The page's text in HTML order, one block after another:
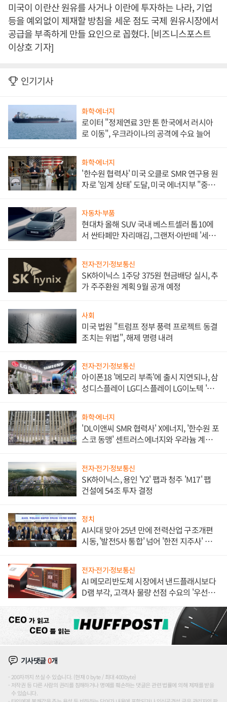
미국이 이란산 원유를 사거나 이란에 투자하는 나라, 기업
등을 예외없이 제재할 방침을 세운 점도 국제 원유시장에서
공급을 부족하게 만들 요인으로 꼽혔다. [비즈니스포스트
이상호 기자]
인기기사
화학·에너지
로이터 "정제연료 3만 톤 한국에서 러시아
로 이동", 우크라이나의 공격에 수요 늘어
화학·에너지
'한수원 협력사' 미국 오클로 SMR 연구용 원
자로 '임계 상태' 도달, 미국 에너지부 "중요
자동차·부품
현대차 올해 SUV 국내 베스트셀러 톱10에
서 싼타페만 자리매김, 그랜저·아반떼 '세단
전자·전기·정보통신
SK하이닉스 1주당 375원 현금배당 실시, 추
가 주주환원 계획 9월 공개 예정
사회
미국 법원 "트럼프 정부 풍력 프로젝트 동결
조치는 위법", 해제 명령 내려
전자·전기·정보통신
아이폰18 '메모리 부족'에 출시 지연되나, 삼
성디스플레이 LG디스플레이 LG이노텍 '탈
화학·에너지
'DL이앤씨 SMR 협력사' X에너지, '한수원 포
스코 동맹' 센트러스에너지와 우라늄 계약
전자·전기·정보통신
SK하이닉스, 용인 'Y2' 팹과 청주 'M17' 팹
건설에 54조 투자 결정
정치
AI시대 맞아 25년 만에 전력산업 구조개편
시동, '발전5사 통합' 넘어 '한전 지주사' 재편
전자·전기·정보통신
AI 메모리반도체 시장에서 낸드플래시보다
D램 부각, 고객사 물량 선점 수요의 '우선순
기사댓글0개
200자까지 쓰실 수 있습니다. (현재 0 byte / 최대 400byte)
저작권 등 다른 사람의 권리를 침해하거나 명예를 훼손하는 댓글은 관련 법률에 의해 제재를 받을
수 있습니다.